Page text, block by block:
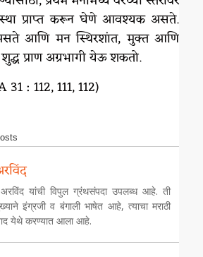
प्राप्त करून घेणे आवश्यक असते.
आणि मन स्थिरशांत, मुक्त आणि
प्राण अग्रभागी येऊ शकतो.
31 : 112, 111, 112)
यांची विपुल ग्रंथसंपदा उपलब्ध आहे. ती
इंग्रजी व बंगाली भाषेत आहे, त्याचा मराठी
येथे करण्यात आला आहे.